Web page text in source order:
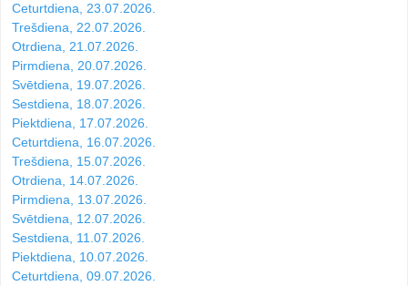
Ceturtdiena, 23.07.2026.
Trešdiena, 22.07.2026.
Otrdiena, 21.07.2026.
Pirmdiena, 20.07.2026.
Svētdiena, 19.07.2026.
Sestdiena, 18.07.2026.
Piektdiena, 17.07.2026.
Ceturtdiena, 16.07.2026.
Trešdiena, 15.07.2026.
Otrdiena, 14.07.2026.
Pirmdiena, 13.07.2026.
Svētdiena, 12.07.2026.
Sestdiena, 11.07.2026.
Piektdiena, 10.07.2026.
Ceturtdiena, 09.07.2026.